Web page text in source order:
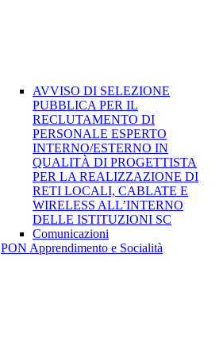
AVVISO DI SELEZIONE
PUBBLICA PER IL
RECLUTAMENTO DI
PERSONALE ESPERTO
INTERNO/ESTERNO IN
QUALITÀ DI PROGETTISTA
PER LA REALIZZAZIONE DI
RETI LOCALI, CABLATE E
WIRELESS ALL’INTERNO
DELLE ISTITUZIONI SC
Comunicazioni
PON Apprendimento e Socialità